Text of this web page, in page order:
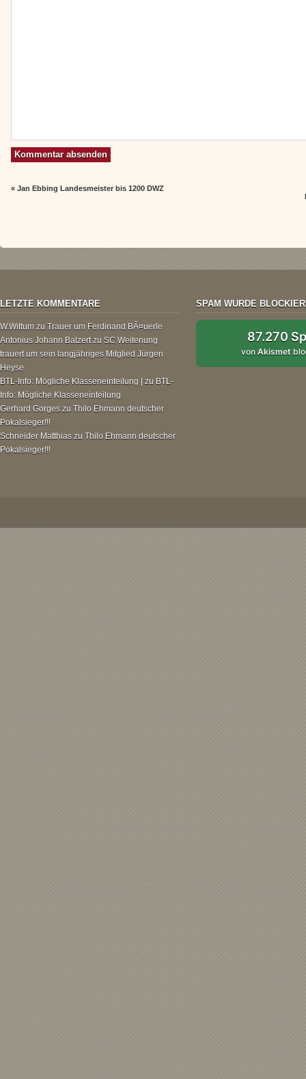
«Jan Ebbing Landesmeister bis 1200 DWZ
LETZTE KOMMENTARE
W.Wittum zu Trauer um Ferdinand BÃ¤uerle
Antonius Johann Balzertzu SC Weitenung
trauert um sein langjähriges Mitglied Jürgen
Heyse
BTL-Info: Mögliche Klasseneinteilung | zu BTL-
Info: Mögliche Klasseneinteilung
Gerhard Gorges zu Thilo Ehmann deutscher
Pokalsieger!!!
Schneider Matthias zu Thilo Ehmann deutscher
Pokalsieger!!!
SPAM WURDE
87.270
vonAkismet